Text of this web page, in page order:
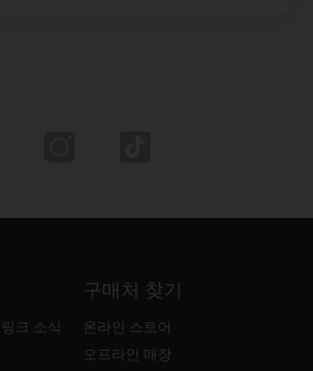
크 소식
구매처 찾기
온라인 스토어
오프라인 매장